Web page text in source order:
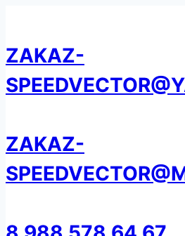
содержанию
ZAKAZ-
ZAKAZ-